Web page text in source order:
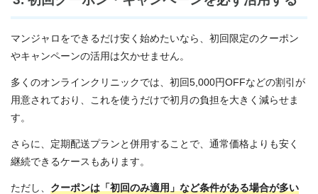
マンジャロをできるだけ安く始めたいなら、初回限定のクーポン
やキャンペーンの活用は欠かせません。
多くのオンラインクリニックでは、初回5,000円OFFなどの割引が
用意されており、これを使うだけで初月の負担を大きく減らせま
す。
さらに、定期配送プランと併用することで、通常価格よりも安く
継続できるケースもあります。
ただし、 クーポンは「初回のみ適用」など条件がある場合が多い